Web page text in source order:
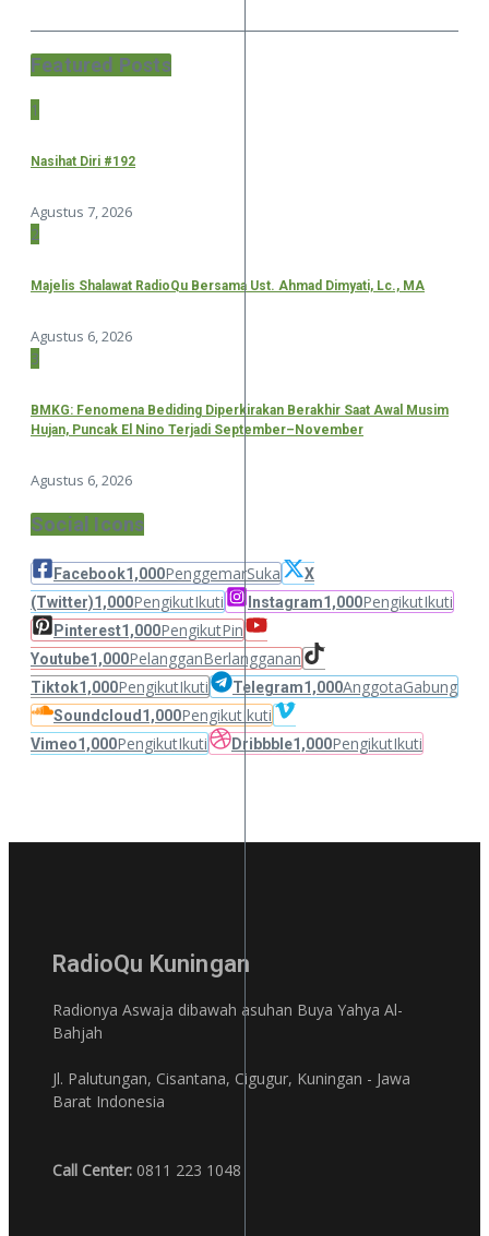
Featured Posts
1
Nasihat Diri #192
Agustus 7, 2026
2
Majelis Shalawat RadioQu Bersama Ust. Ahmad Dimyati, Lc., MA
Agustus 6, 2026
3
BMKG: Fenomena Bediding Diperkirakan Berakhir Saat Awal Musim
Hujan, Puncak El Nino Terjadi September–November
Agustus 6, 2026
Social Icons
Facebook1,000PenggemarSuka
X
(Twitter)1,000PengikutIkuti Instagram1,000PengikutIkuti
Pinterest1,000PengikutPin
Youtube1,000PelangganBerlangganan
Tiktok1,000PengikutIkuti Telegram1,000AnggotaGabung
Soundcloud 1,000PengikutIkuti
Vimeo1,000PengikutIkuti Dribbble1,000PengikutIkuti
RadioQu Kuningan
Radionya Aswaja dibawah asuhan Buya Yahya Al-
Bahjah
Jl. Palutungan, Cisantana, Cigugur, Kuningan - Jawa
Barat Indonesia
Call Center: 0811 223 1048